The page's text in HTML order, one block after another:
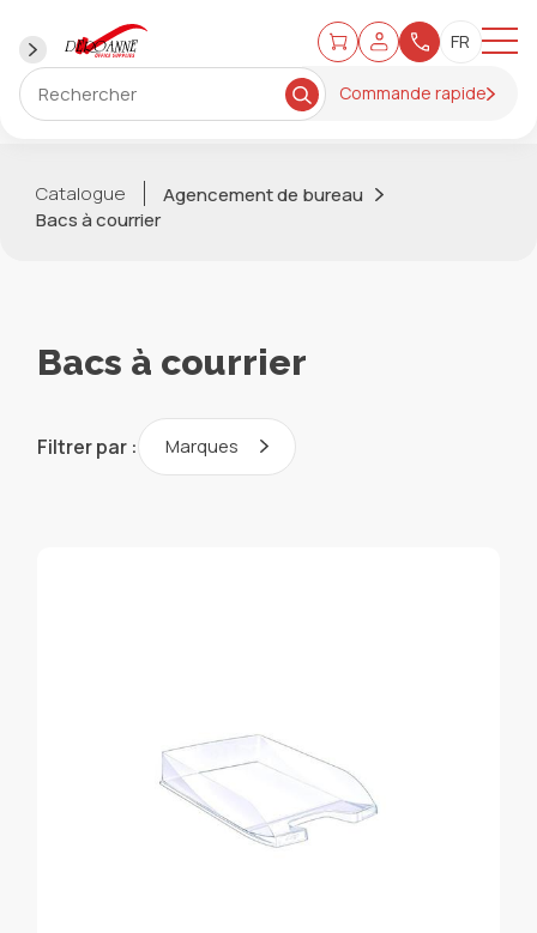
Commande rapide
Catalogue
Agencement de bureau
Bacs à courrier
Bacs à courrier
Filtrer par : Marques